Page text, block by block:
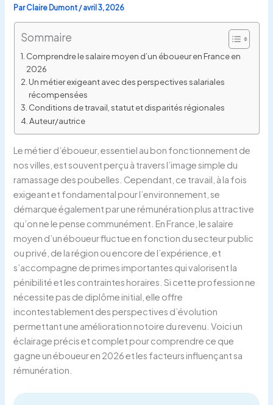
ParClaire Dumont/avril 3, 2026
Sommaire
Comprendre le salaire moyen d’un éboueur en France en
2026
Un métier exigeant avec des perspectives salariales
récompensées
Conditions de travail, statut et disparités régionales
Auteur/autrice
Le métier d’éboueur, essentiel au bon fonctionnement de
nos villes, est souvent perçu à travers l’image simple du
ramassage des poubelles. Cependant, ce travail, à la fois
exigeant et fondamental pour l’environnement, se
démarque également par une rémunération plus attractive
qu’on ne le pense communément. En France, le salaire
moyen d’un éboueur fluctue en fonction du secteur public
ou privé, de la région ou encore de l’expérience, et
s’accompagne de primes importantes qui valorisent la
pénibilité et les contraintes horaires. Si cette profession ne
nécessite pas de diplôme initial, elle offre
incontestablement des perspectives d’évolution
permettant une amélioration notoire du revenu. Voici un
éclairage précis et complet pour comprendre ce que
gagne un éboueur en 2026 et les facteurs influençant sa
rémunération.